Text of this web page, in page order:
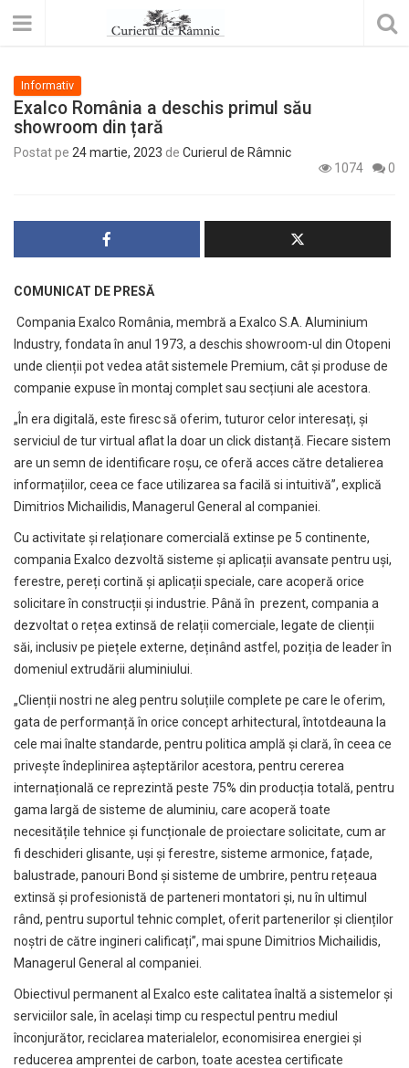
Informativ
Exalco România a deschis primul său
showroom din țară
Postat pe 24 martie, 2023 de Curierul de Râmnic
1074
0
COMUNICAT DE PRESĂ
Compania Exalco România, membră a Exalco S.A. Aluminium
Industry, fondata în anul 1973, a deschis showroom-ul din Otopeni
unde clienții pot vedea atât sistemele Premium, cât și produse de
companie expuse în montaj complet sau secțiuni ale acestora.
„În era digitală, este firesc să oferim, tuturor celor interesați, și
serviciul de tur virtual aflat la doar un click distanță. Fiecare sistem
are un semn de identificare roșu, ce oferă acces către detalierea
informațiilor, ceea ce face utilizarea sa facilă si intuitivă”, explică
Dimitrios Michailidis, Managerul General al companiei.
Cu activitate și relaționare comercială extinse pe 5 continente,
compania Exalco dezvoltă sisteme și aplicații avansate pentru uși,
ferestre, pereți cortină și aplicații speciale, care acoperă orice
solicitare în construcții și industrie. Până în prezent, compania a
dezvoltat o rețea extinsă de relații comerciale, legate de clienții
săi, inclusiv pe piețele externe, deținând astfel, poziția de leader în
domeniul extrudării aluminiului.
„Clienții nostri ne aleg pentru soluțiile complete pe care le oferim,
gata de performanță în orice concept arhitectural, întotdeauna la
cele mai înalte standarde, pentru politica amplă și clară, în ceea ce
privește îndeplinirea așteptărilor acestora, pentru cererea
internațională ce reprezintă peste 75% din producția totală, pentru
gama largă de sisteme de aluminiu, care acoperă toate
necesitățile tehnice și funcționale de proiectare solicitate, cum ar
fi deschideri glisante, uși și ferestre, sisteme armonice, fațade,
balustrade, panouri Bond și sisteme de umbrire, pentru rețeaua
extinsă și profesionistă de parteneri montatori și, nu în ultimul
rând, pentru suportul tehnic complet, oferit partenerilor și clienților
noștri de către ingineri calificați”, mai spune Dimitrios Michailidis,
Managerul General al companiei.
Obiectivul permanent al Exalco este calitatea înaltă a sistemelor și
serviciilor sale, în același timp cu respectul pentru mediul
înconjurător, reciclarea materialelor, economisirea energiei și
reducerea amprentei de carbon, toate acestea certificate